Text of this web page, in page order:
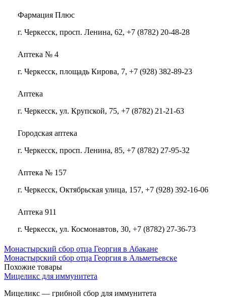
Фармация Плюс
г. Черкесск, просп. Ленина, 62, +7 (8782) 20-48-28
Аптека № 4
г. Черкесск, площадь Кирова, 7, +7 (928) 382-89-23
Аптека
г. Черкесск, ул. Крупской, 75, +7 (8782) 21-21-63
Городская аптека
г. Черкесск, просп. Ленина, 85, +7 (8782) 27-95-32
Аптека № 157
г. Черкесск, Октябрьская улица, 157, +7 (928) 392-16-06
Аптека 911
г. Черкесск, ул. Космонавтов, 30, +7 (8782) 27-36-73
Монастырский сбор отца Георгия в Абакане
Монастырский сбор отца Георгия в Альметьевске
Похожие товары
Мицеликс для иммунитета
Мицеликс — грибной сбор для иммунитета